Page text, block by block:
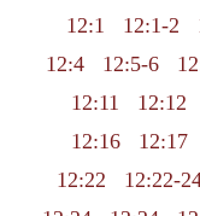
12:1
12:1-2
12:4
12:5-6
12:11
12:12
12:16
12:17
12:22
12:22-